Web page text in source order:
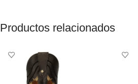
Productos relacionados